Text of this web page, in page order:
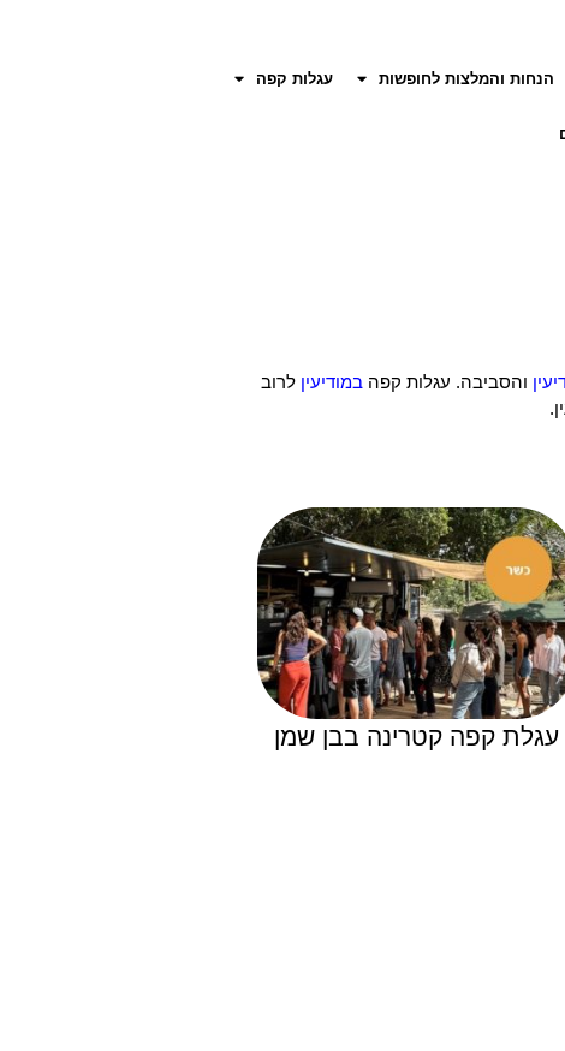
הנחות והמלצות לחופשות עגלות קפה
והסביבה. עגלות קפה במודיעין לרוב
עגלת קפה קטרינה בבן שמן